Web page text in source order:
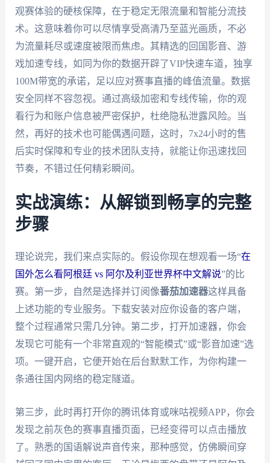
观赛体验的硬核保障，在于稳定无限流量和智能分流技
术。这意味着你可以尽情享受高清乃至蓝光画质，不必
为流量耗尽或速度被限而焦虑。其精选的回国影音、游
戏加速专线，如同为你的数据开辟了VIP快速车道，独享
100M带宽的承诺，足以应对赛事直播的峰值流量。数据
安全同样不容忽视。通过高级加密和专线传输，你的观
看行为和账户信息被严密保护，杜绝隐私泄露风险。当
然，再好的技术也可能偶遇问题，这时，7x24小时的售
后实时保障和专业的技术团队支持，就能让你迅速找回
节奏，不错过任何精彩瞬间。
实战演练：从解锁到畅享的完整
步骤
理论说完，我们来点实际的。假设你现在想观看一场“在
国外怎么看阿根廷 vs 阿尔及利亚世界杯中文解说”的比
赛。第一步，自然是选择并订阅像番茄加速器这样具备
上述功能的专业服务。下载安装对应你设备的客户端，
整个过程通常只需几分钟。第二步，打开加速器，你会
发现它可能有一个非常直观的“智能模式”或“影音加速”选
项。一键开启，它便开始在后台默默工作，为你构建一
条通往国内网络的稳定隧道。
第三步，此时再打开你的腾讯体育或咪咕视频APP，你会
发现之前灰色的赛事直播页面，已经变得可以点击播放
了。熟悉的国语解说声音传来，那种感觉，仿佛瞬间穿